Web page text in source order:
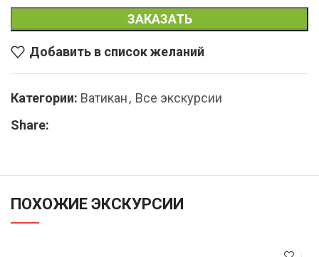
ЗАКАЗАТЬ
Добавить в список желаний
Категории: Ватикан, Все экскурсии
Share:
ПОХОЖИЕ ЭКСКУРСИИ